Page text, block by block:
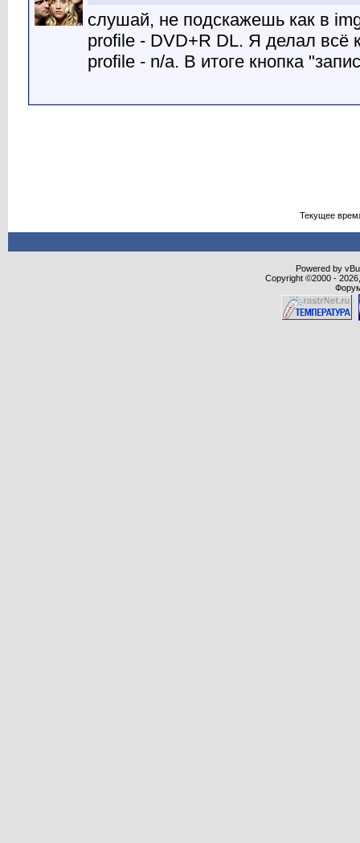
слушай, не подскажешь как в
profile - DVD+R DL. Я делал всё
profile - n/a. В итоге кнопка
Текущее
Powered by
Copyright ©2000 -